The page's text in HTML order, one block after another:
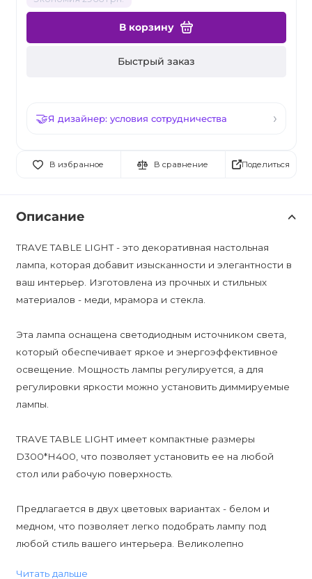
В корзину
Быстрый заказ
Я дизайнер: условия сотрудничества
В избранное В сравнение Поделиться
Описание
TRAVE TABLE LIGHT - это декоративная настольная
лампа, которая добавит изысканности и элегантности в
ваш интерьер. Изготовлена из прочных и стильных
материалов - меди, мрамора и стекла.
Эта лампа оснащена светодиодным источником света,
который обеспечивает яркое и энергоэффективное
освещение. Мощность лампы регулируется, а для
регулировки яркости можно установить диммируемые
лампы.
TRAVE TABLE LIGHT имеет компактные размеры
D300*H400, что позволяет установить ее на любой
стол или рабочую поверхность.
Предлагается в двух цветовых вариантах - белом и
медном, что позволяет легко подобрать лампу под
любой стиль вашего интерьера. Великолепно
Читать дальше